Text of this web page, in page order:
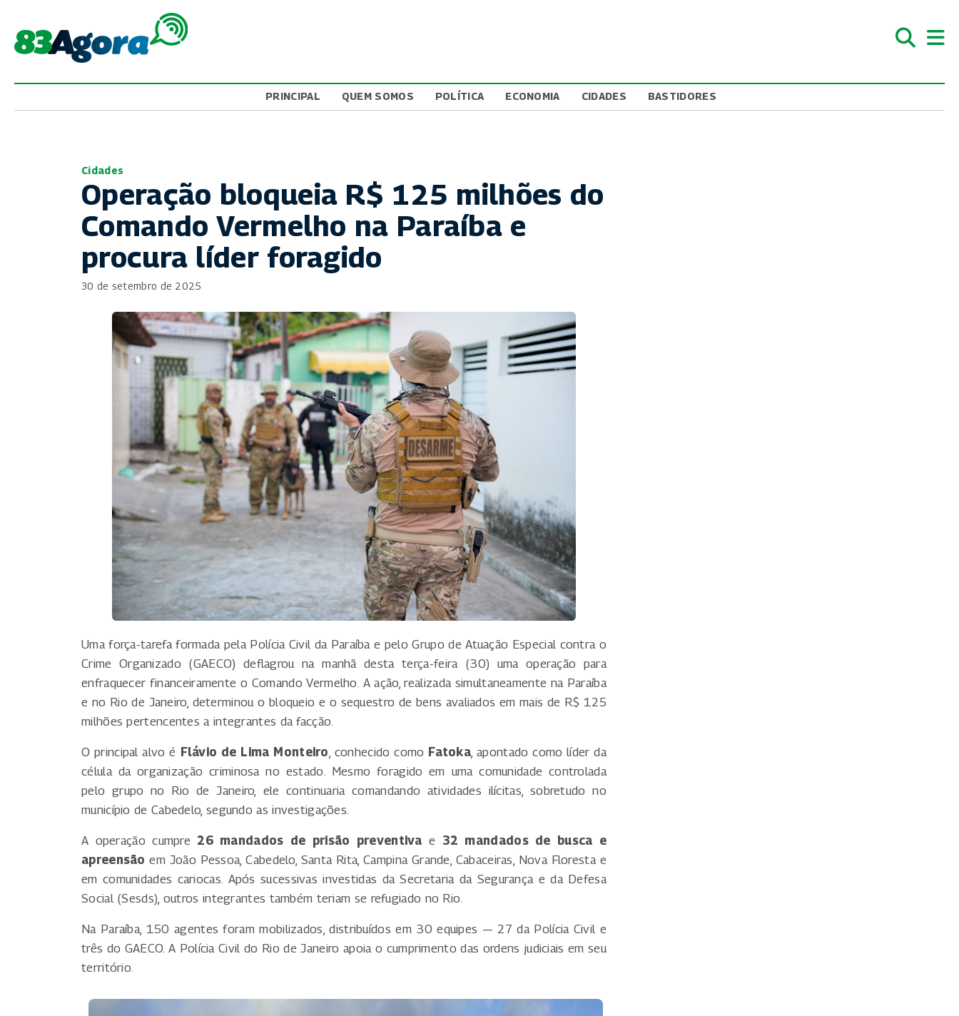
PRINCIPAL QUEM SOMOS POLÍTICA ECONOMIA CIDADES BASTIDORES
Cidades
Operação bloqueia R$ 125 milhões do
Comando Vermelho na Paraíba e
procura líder foragido
30 de setembro de 2025
Uma força-tarefa formada pela Polícia Civil da Paraíba e pelo Grupo de Atuação Especial contra o
Crime Organizado (GAECO) deflagrou na manhã desta terça-feira (30) uma operação para
enfraquecer financeiramente o Comando Vermelho. A ação, realizada simultaneamente na Paraíba
e no Rio de Janeiro, determinou o bloqueio e o sequestro de bens avaliados em mais de R$ 125
milhões pertencentes a integrantes da facção.
O principal alvo é Flávio de Lima Monteiro, conhecido como Fatoka, apontado como líder da
célula da organização criminosa no estado. Mesmo foragido em uma comunidade controlada
pelo grupo no Rio de Janeiro, ele continuaria comandando atividades ilícitas, sobretudo no
município de Cabedelo, segundo as investigações.
A operação cumpre 26 mandados de prisão preventiva e 32 mandados de busca e
apreensão em João Pessoa, Cabedelo, Santa Rita, Campina Grande, Cabaceiras, Nova Floresta e
em comunidades cariocas. Após sucessivas investidas da Secretaria da Segurança e da Defesa
Social (Sesds), outros integrantes também teriam se refugiado no Rio.
Na Paraíba, 150 agentes foram mobilizados, distribuídos em 30 equipes — 27 da Polícia Civil e
três do GAECO. A Polícia Civil do Rio de Janeiro apoia o cumprimento das ordens judiciais em seu
território.